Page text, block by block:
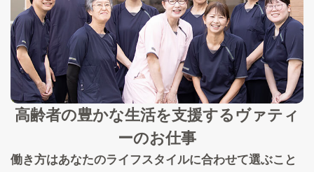
高齢者の豊かな生活を支援する ヴァティ
ーのお仕事
働き方はあなたのライフスタイルに合わせて選ぶこと